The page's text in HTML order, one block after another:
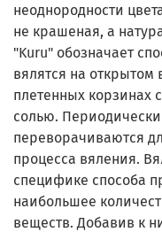
неоднородности
не крашеная, а
"Kuru" обозначает
вялятся на открытом
плетенных корзинах
солью.
переворачиваются
процесса вяления.
специфике способа
наибольшее
веществ. Добавив к